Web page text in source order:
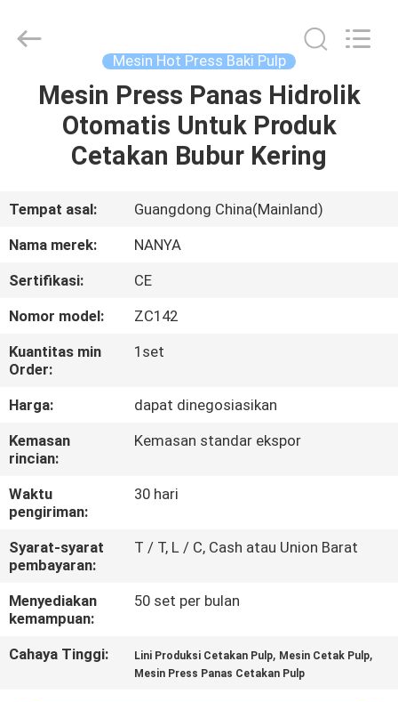
RUMAH
PRODUK
VIDEO
VR
TENTANG
KAMI
TUR
PABRIK
KONTROL
KUALITAS
HUBUNGI
KAMI
Equipment
Mesin Hot Press Baki Pulp
Mesin Press Panas Hidrolik
Otomatis Untuk Produk
Cetakan Bubur Kering
Tempat asal:
Guangdong China(Mainland)
Nama merek:
NANYA
Sertifikasi:
CE
Nomor model:
ZC142
Kuantitas min
Order:
1set
Harga:
dapat dinegosiasikan
Kemasan
rincian:
Kemasan standar ekspor
Waktu
pengiriman:
30 hari
Syarat-syarat
pembayaran:
T / T, L / C, Cash atau Union Barat
Menyediakan
kemampuan:
50 set per bulan
Cahaya Tinggi: Lini Produksi Cetakan Pulp, Mesin Cetak Pulp,
Mesin Press Panas Cetakan Pulp